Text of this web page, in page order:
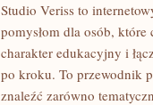
Studio Veriss to
pomysłom dla osób,
charakter edukacyjny i
po kroku. To przewodnik
znaleźć zarówno